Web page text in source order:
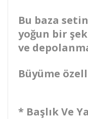
Bu baza
yoğun bir
ve
Büyüme
* Başlık Ve